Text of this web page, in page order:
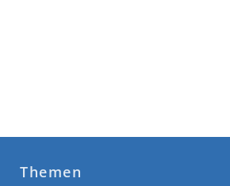
Themen